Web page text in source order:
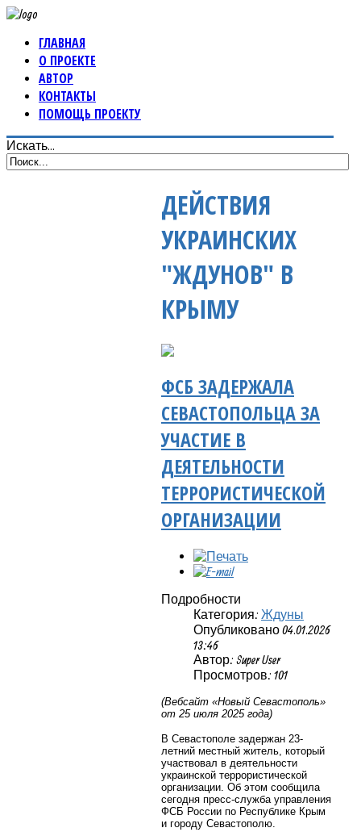
ГЛАВНАЯ
О ПРОЕКТЕ
АВТОР
КОНТАКТЫ
ПОМОЩЬ ПРОЕКТУ
Искать...
ДЕЙСТВИЯ
УКРАИНСКИХ
"ЖДУНОВ" В
КРЫМУ
ФСБ ЗАДЕРЖАЛА
СЕВАСТОПОЛЬЦА ЗА
УЧАСТИЕ В
ДЕЯТЕЛЬНОСТИ
ТЕРРОРИСТИЧЕСКОЙ
ОРГАНИЗАЦИИ
Подробности
Категория: Ждуны
Опубликовано 04.01.2026
13:46
Автор: Super User
Просмотров: 101
(Вебсайт «Новый Севастополь»
от 25 июля 2025 года)
В Севастополе задержан 23-
летний местный житель, который
участвовал в деятельности
украинской террористической
организации. Об этом сообщила
сегодня пресс-служба управления
ФСБ России по Республике Крым
и городу Севастополю.